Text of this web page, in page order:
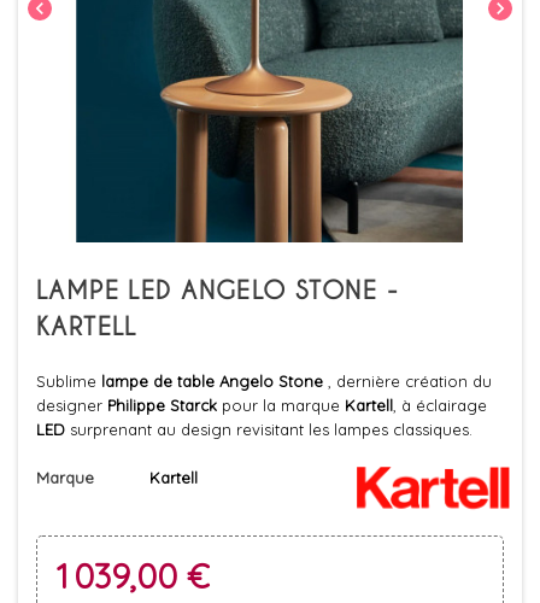
chevron_left chevron_right
LAMPE LED ANGELO STONE -
KARTELL
Sublime lampe de table Angelo Stone , dernière création du
designer Philippe Starck pour la marque Kartell , à éclairage
LED surprenant au design revisitant les lampes classiques.
Marque Kartell
1 039,00 €